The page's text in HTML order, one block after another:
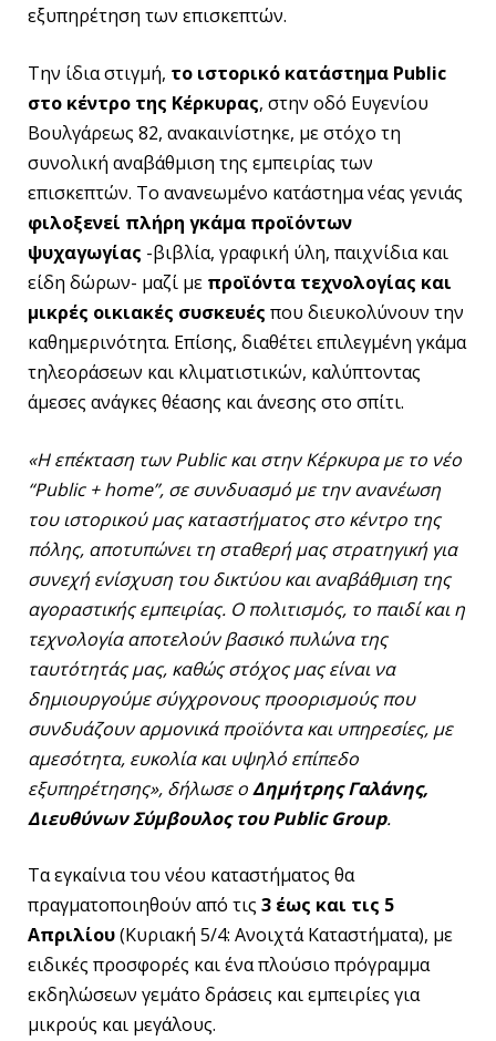
εξυπηρέτηση των επισκεπτών.
Την ίδια στιγμή, το ιστορικό κατάστημα Public
στο κέντρο της Κέρκυρας, στην οδό Ευγενίου
Βουλγάρεως 82, ανακαινίστηκε, με στόχο τη
συνολική αναβάθμιση της εμπειρίας των
επισκεπτών. Το ανανεωμένο κατάστημα νέας γενιάς
φιλοξενεί πλήρη γκάμα προϊόντων
ψυχαγωγίας -βιβλία, γραφική ύλη, παιχνίδια και
είδη δώρων- μαζί με προϊόντα τεχνολογίας και
μικρές οικιακές συσκευές που διευκολύνουν την
καθημερινότητα. Επίσης, διαθέτει επιλεγμένη γκάμα
τηλεοράσεων και κλιματιστικών, καλύπτοντας
άμεσες ανάγκες θέασης και άνεσης στο σπίτι.
«Η επέκταση των Public και στην Κέρκυρα με το νέο
“Public + home”, σε συνδυασμό με την ανανέωση
του ιστορικού μας καταστήματος στο κέντρο της
πόλης, αποτυπώνει τη σταθερή μας στρατηγική για
συνεχή ενίσχυση του δικτύου και αναβάθμιση της
αγοραστικής εμπειρίας. Ο πολιτισμός, το παιδί και η
τεχνολογία αποτελούν βασικό πυλώνα της
ταυτότητάς μας, καθώς στόχος μας είναι να
δημιουργούμε σύγχρονους προορισμούς που
συνδυάζουν αρμονικά προϊόντα και υπηρεσίες, με
αμεσότητα, ευκολία και υψηλό επίπεδο
εξυπηρέτησης», δήλωσε οΔημήτρης Γαλάνης,
Διευθύνων Σύμβουλος του Public Group.
Τα εγκαίνια του νέου καταστήματος θα
πραγματοποιηθούν από τις 3 έως και τις 5
Απριλίου(Κυριακή 5/4: Ανοιχτά Καταστήματα), με
ειδικές προσφορές και ένα πλούσιο πρόγραμμα
εκδηλώσεων γεμάτο δράσεις και εμπειρίες για
μικρούς και μεγάλους.